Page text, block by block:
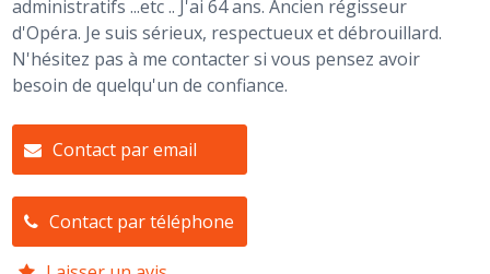
administratifs ...etc .. J'ai 64 ans. Ancien régisseur
d'Opéra. Je suis sérieux, respectueux et débrouillard.
N'hésitez pas à me contacter si vous pensez avoir
besoin de quelqu'un de confiance.
Contact par email
Contact par téléphone